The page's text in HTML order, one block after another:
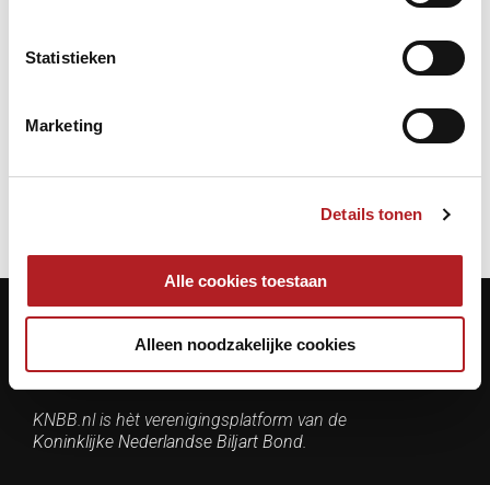
Statistieken
Marketing
Details tonen
Alle cookies toestaan
Alleen noodzakelijke cookies
familie en vrienden heel veel sterkte en kracht toe met het
verwerken van dit verlies.
Overlijden
Contactgegevens
KNBB.nl is hèt verenigingsplatform van de
Koninklijke Nederlandse Biljart Bond.